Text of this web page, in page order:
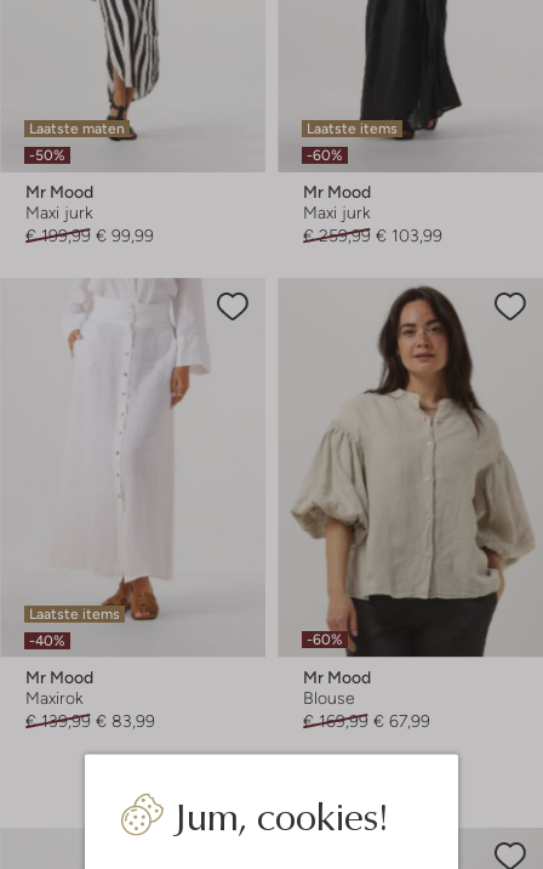
Jum, cookies!
Laatste maten
-50%
Mr Mood
Maxi jurk
€ 199,99 € 99,99
Laatste items
-60%
Mr Mood
Maxi jurk
€ 259,99 € 103,99
Laatste items
-40%
Mr Mood
Maxirok
€ 139,99 € 83,99
-60%
Mr Mood
Blouse
€ 169,99 € 67,99